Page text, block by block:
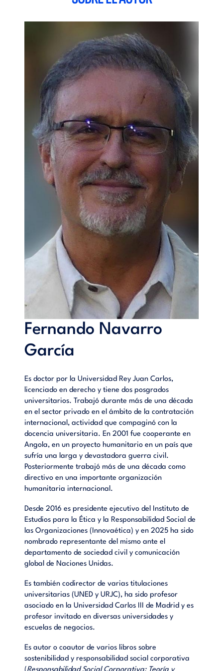
importancia de medir resultados y la complejidad de conjugar
Prólogo.- Sobre ética de las empresas, responsabilidad social
y sostenibilidad.- Los derechos humanos, la dignidad humana
y la responsabilidad social.- La protección jurídica de los
derechos humanos.-El impulso público de los derechos
humanos.- El impulso privado de los derechos humanos.- La
defensa de los derechos humanos por las empresas en zonas
de conflicto.- La debida diligencia de las empresas en
materia de derechos humanos.- Análisis de riesgos en
impactos en derechos humanos mediante la debida
diligencia.- Índice de tablas, figuras, acrónimos y
abreviaturas.- Bibliografía.
Fernando Navarro
García
Es doctor por la Universidad Rey Juan Carlos,
licenciado en derecho y tiene dos posgrados
universitarios. Trabajó durante más de una década
en el sector privado en el ámbito de la contratación
internacional, actividad que compaginó con la
docencia universitaria. En 2001 fue cooperante en
Angola, en un proyecto humanitario en un país que
sufría una larga y devastadora guerra civil.
Posteriormente trabajó más de una década como
directivo en una importante organización
humanitaria internacional.
Desde 2016 es presidente ejecutivo del Instituto de
Estudios para la Ética y la Responsabilidad Social de
las Organizaciones (Innovaética) y en 2025 ha sido
nombrado representante del mismo ante el
departamento de sociedad civil y comunicación
global de Naciones Unidas.
Es también codirector de varias titulaciones
universitarias (UNED y URJC), ha sido profesor
asociado en la Universidad Carlos III de Madrid y es
profesor invitado en diversas universidades y
escuelas de negocios.
Es autor o coautor de varios libros sobre
sostenibilidad y responsabilidad social corporativa